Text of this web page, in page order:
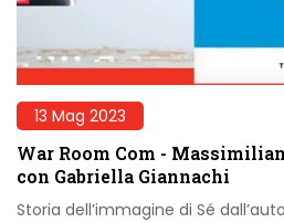
13 Mag 2023
War Room Com -
con Gabriella Giannachi
Storia dell’immagine di Sé